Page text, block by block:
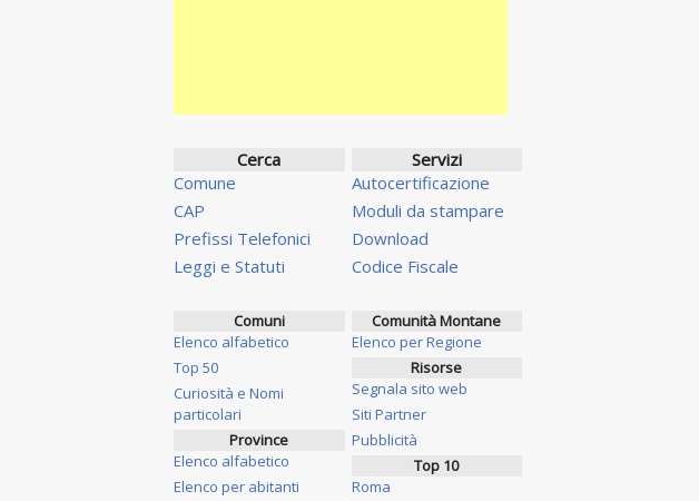
Cerca
Comune
CAP
Prefissi Telefonici
Leggi e Statuti
Servizi
Autocertificazione
Moduli da stampare
Download
Codice Fiscale
Comuni
Elenco alfabetico
Top 50
Curiosità e Nomi
particolari
Province
Elenco alfabetico
Elenco per abitanti
Comunità Montane
Elenco per Regione
Risorse
Segnala sito web
Siti Partner
Pubblicità
Top 10
Roma